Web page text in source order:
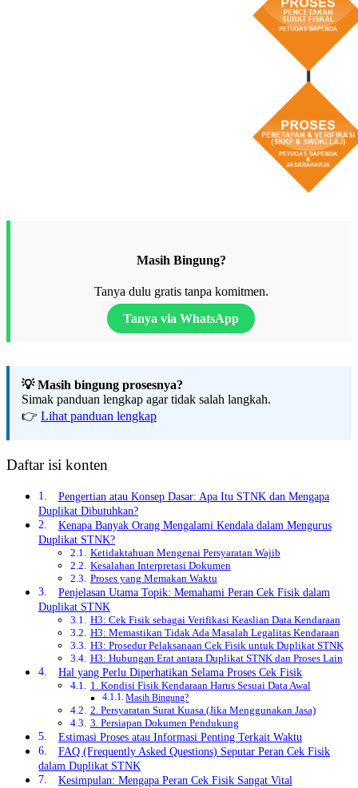
Masih Bingung?
Tanya dulu gratis tanpa komitmen.
Tanya via WhatsApp
💡 Masih bingung prosesnya?
Simak panduan lengkap agar tidak salah langkah.
👉 Lihat panduan lengkap
Daftar isi konten
Pengertian atau Konsep Dasar: Apa Itu STNK dan Mengapa
Duplikat Dibutuhkan?
Kenapa Banyak Orang Mengalami Kendala dalam Mengurus
Duplikat STNK?
Ketidaktahuan Mengenai Persyaratan Wajib
Kesalahan Interpretasi Dokumen
Proses yang Memakan Waktu
Penjelasan Utama Topik: Memahami Peran Cek Fisik dalam
Duplikat STNK
H3: Cek Fisik sebagai Verifikasi Keaslian Data Kendaraan
H3: Memastikan Tidak Ada Masalah Legalitas Kendaraan
H3: Prosedur Pelaksanaan Cek Fisik untuk Duplikat STNK
H3: Hubungan Erat antara Duplikat STNK dan Proses Lain
Hal yang Perlu Diperhatikan Selama Proses Cek Fisik
1. Kondisi Fisik Kendaraan Harus Sesuai Data Awal
Masih Bingung?
2. Persyaratan Surat Kuasa (Jika Menggunakan Jasa)
3. Persiapan Dokumen Pendukung
Estimasi Proses atau Informasi Penting Terkait Waktu
FAQ (Frequently Asked Questions) Seputar Peran Cek Fisik
dalam Duplikat STNK
Kesimpulan: Mengapa Peran Cek Fisik Sangat Vital